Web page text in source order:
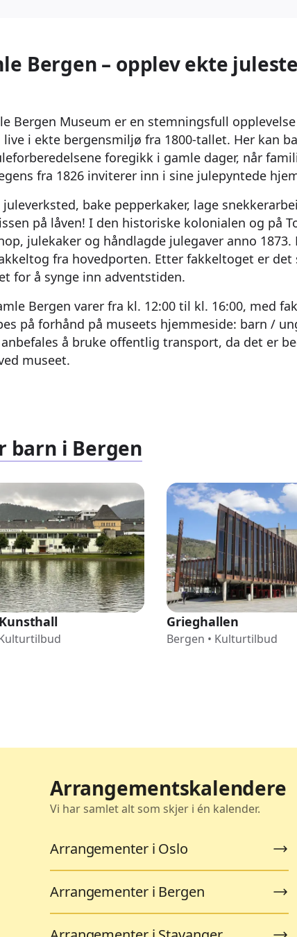
Bergen – opplev ekte
Bergen Museum er en stemningsfull
i ekte bergensmiljø fra 1800-tallet. Her kan
foregikk i gamle dager, når
fra 1826 inviterer inn i sine julepyntede
bake pepperkaker, lage
på låven! I den historiske kolonialen og på
julekaker og håndlagde julegaver anno 1873.
fra hovedporten. Etter fakkeltoget er det
for å synge inn adventstiden.
Bergen varer fra kl. 12:00 til kl. 16:00, med
på forhånd på museets hjemmeside: barn /
å bruke offentlig transport, da det er
museet.
barn i Bergen
Grieghallen
Bergen • Kulturtilbud
Arrangementskalendere
Vi har samlet alt som skjer i én kalender.
Arrangementer i Oslo
Arrangementer i Bergen